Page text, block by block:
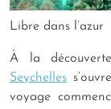
Libre dans l’azur
À la
Seychelles
voyage